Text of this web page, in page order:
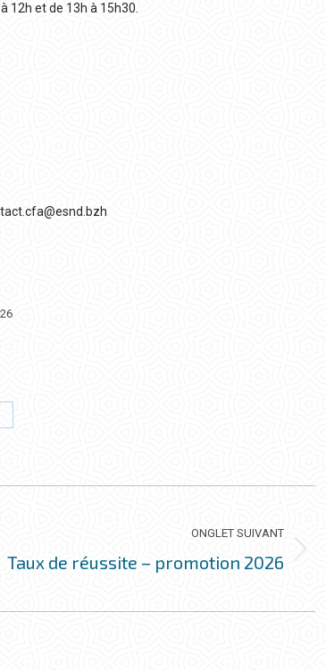
12h et de 13h à 15h30.
ONGLET SUIVANT
Taux de réussite – promotion 2026